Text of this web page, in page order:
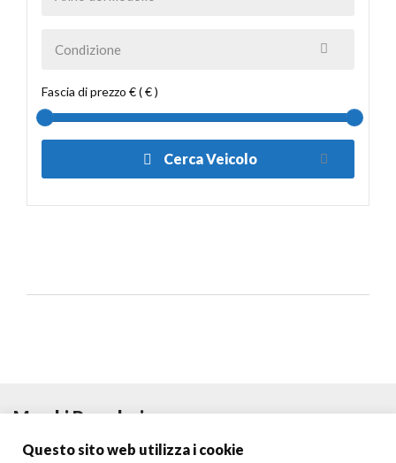
Fascia di prezzo € ( € )
Cerca Veicolo
Marchi Popolari
Questo sito web utilizza i cookie